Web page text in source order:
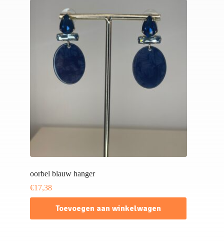
oorbel blauw hanger
€17,38
Toevoegen aan winkelwagen